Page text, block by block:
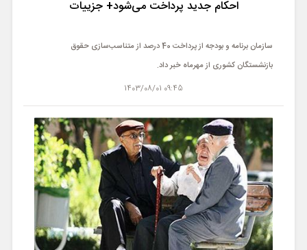
احکام جدید پرداخت می‌شود+ جزییات
سازمان برنامه و بودجه از پرداخت 40 درصد از متناسب‌سازی حقوق
بازنشستگان کشوری از مهرماه خبر داد.
09:45 1403/08/01